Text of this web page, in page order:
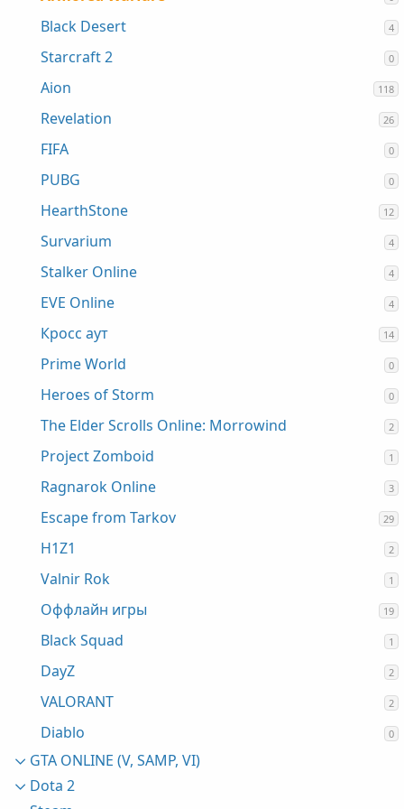
Black Desert 4
Starcraft 2 0
Aion 118
Revelation 26
FIFA 0
PUBG 0
HearthStone 12
Survarium 4
Stalker Online 4
EVE Online 4
Кросс аут 14
Prime World 0
Heroes of Storm 0
The Elder Scrolls Online: Morrowind 2
Project Zomboid 1
Ragnarok Online 3
Escape from Tarkov 29
H1Z1 2
Valnir Rok 1
Оффлайн игры 19
Black Squad 1
DayZ 2
VALORANT 2
Diablo 0
GTA ONLINE (V, SAMP, VI)
Dota 2